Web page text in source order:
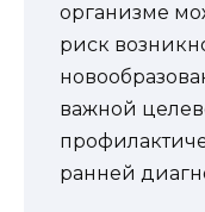
организме
риск
важной
ранней